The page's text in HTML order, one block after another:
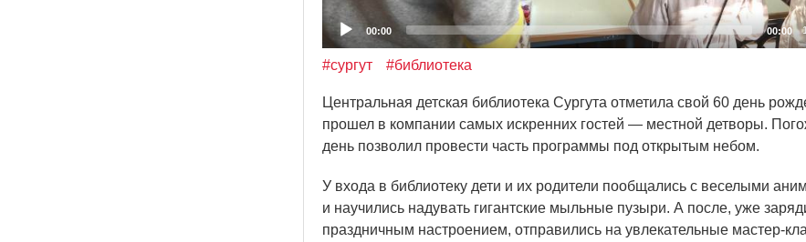
00:00 00:00
#сургут #библиотека
Центральная детская библиотека Сургута отметила свой 60 день
прошел в компании самых искренних гостей — местной детворы.
день позволил провести часть программы под открытым небом.
У входа в библиотеку дети и их родители пообщались с веселыми
и научились надувать гигантские мыльные пузыри. А после, уже
праздничным настроением, отправились на увлекательные мастер-